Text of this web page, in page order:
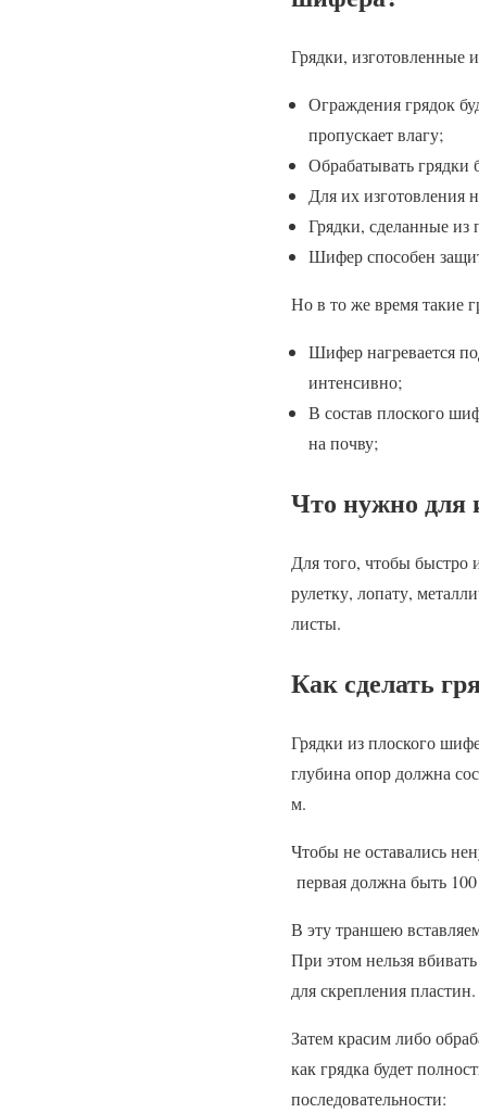
Грядки, изготовленные
Ограждения грядок
пропускает влагу;
Обрабатывать грядки
Для их изготовления
Грядки, сделанные
Шифер способен
Но в то же время такие
Шифер нагревается
интенсивно;
В состав плоского
на почву;
Что нужно для
Для того, чтобы быстро
рулетку, лопату,
листы.
Как сделать
Грядки из плоского
глубина опор должна
м.
Чтобы не оставались
первая должна быть
В эту траншею
При этом нельзя
для скрепления
Затем красим либо
как грядка будет
последовательности: